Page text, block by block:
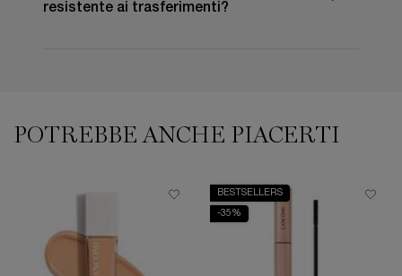
resistente ai trasferimenti?
POTREBBE ANCHE PIACERTI
BESTSELLERS
-35%